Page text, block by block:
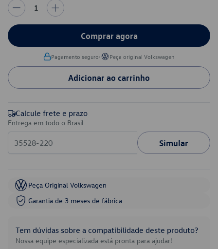
1
Comprar agora
Pagamento seguro• Peça original Volkswagen
Adicionar ao carrinho
Calcule frete e prazo
Entrega em todo o Brasil
Simular
Peça Original Volkswagen
Garantia de 3 meses de fábrica
Tem dúvidas sobre a compatibilidade deste produto?
Nossa equipe especializada está pronta para ajudar!